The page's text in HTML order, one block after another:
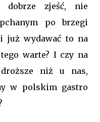
dobrze zjeść, nie
po brzegi
już wydawać to na
warte? I czy na
niż u nas,
w polskim gastro